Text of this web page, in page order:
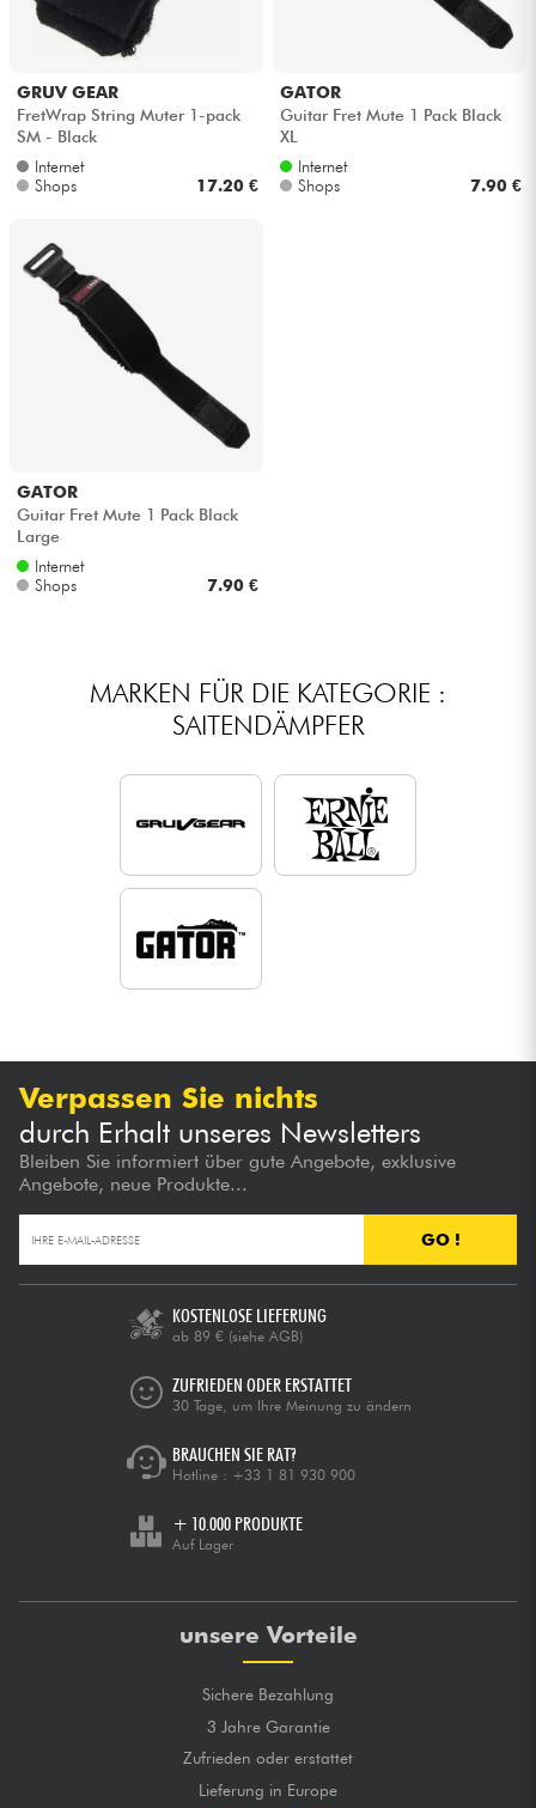
GRUV GEAR
FretWrap String Muter 1-pack
SM - Black
Internet
Shops
17.20 €
GATOR
Guitar Fret Mute 1 Pack Black
XL
Internet
Shops
7.90 €
GATOR
Guitar Fret Mute 1 Pack Black
Large
Internet
Shops
7.90 €
MARKEN FÜR DIE KATEGORIE :
SAITENDÄMPFER
Verpassen Sie nichts
durch Erhalt unseres Newsletters
Bleiben Sie informiert über gute Angebote, exklusive
Angebote, neue Produkte...
GO !
KOSTENLOSE LIEFERUNG
ab 89 € (siehe AGB)
ZUFRIEDEN ODER ERSTATTET
30 Tage, um Ihre Meinung zu ändern
BRAUCHEN SIE RAT?
Hotline : +33 1 81 930 900
+ 10.000 PRODUKTE
Auf Lager
unsere Vorteile
Sichere Bezahlung
3 Jahre Garantie
Zufrieden oder erstattet
Lieferung in Europe